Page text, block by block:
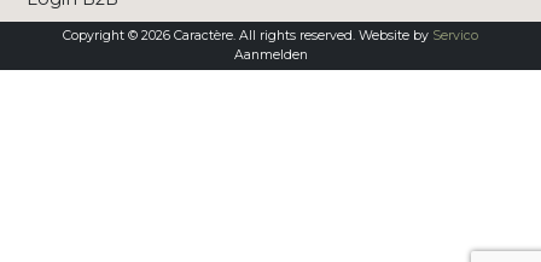
Copyright © 2026 Caractère. All rights reserved. Website by Servico
Aanmelden